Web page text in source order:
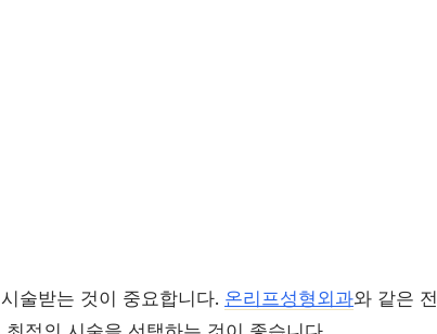
술받는 것이 중요합니다. 온리프성형외과와 같은 전